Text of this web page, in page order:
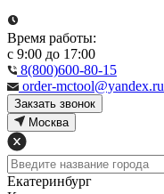
Время работы:
с 9:00 до 17:00
8(800)600-80-15
order-mctool@yandex.ru
Закзать звонок
Москва
Екатеринбург